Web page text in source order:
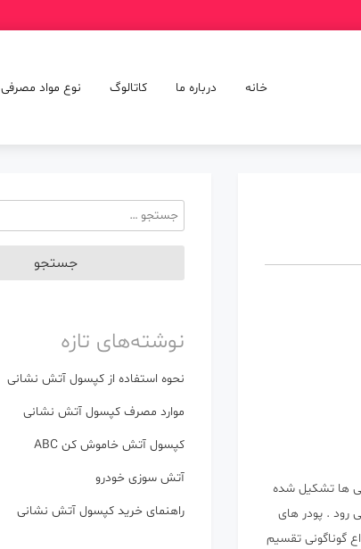
خانه درباره ما کاتالوگ نوع مواد مصرفی
ها تشکیل شده
رود . پودر های
گوناگونی تقسیم
جستجو
برای:
نوشته‌های تازه
نحوه استفاده از کپسول آتش نشانی
موارد مصرف کپسول آتش نشانی
کپسول آتش خاموش کن ABC
آتش سوزی خودرو
راهنمای خرید کپسول آتش نشانی